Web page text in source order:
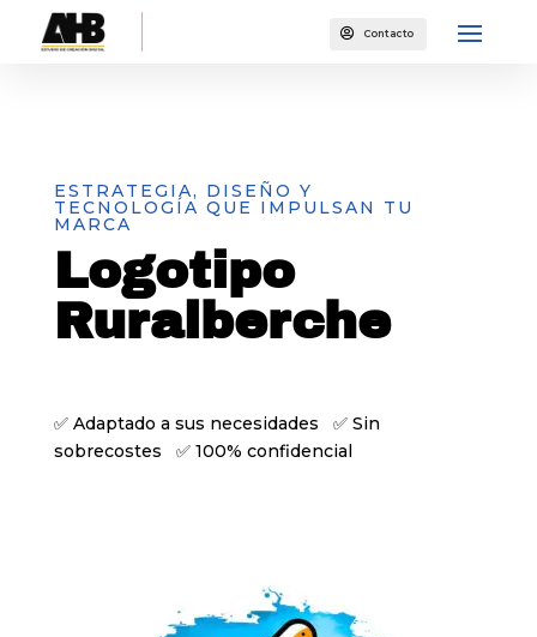
 Contacto
ESTRATEGIA, DISEÑO Y
TECNOLOGÍA QUE IMPULSAN TU
MARCA
Logotipo
Ruralberche
✅ Adaptado a sus necesidades ✅ Sin
sobrecostes ✅ 100% confidencial